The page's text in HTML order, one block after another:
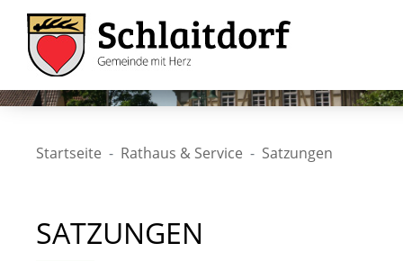
Startseite Rathaus & Service Satzungen
SATZUNGEN